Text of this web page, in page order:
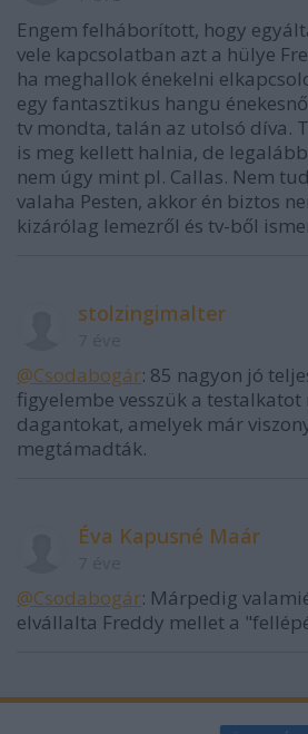
Engem felháborított, hogy
vele kapcsolatban azt a hülye
ha meghallok énekelni
egy fantasztikus hangu
tv mondta, talán az utolsó díva.
is meg kellett halnia, de
nem úgy mint pl. Callas. Nem
valaha Pesten, akkor én biztos
kizárólag lemezről és tv-ből
stolzingimalter
@Csodabogár: 85 nagyon jó
figyelembe vesszük a
dagantokat, amelyek már
megtámadták.
Éva Kapusné Maár
@Csodabogár: Márpedig
elvállalta Freddy mellet a